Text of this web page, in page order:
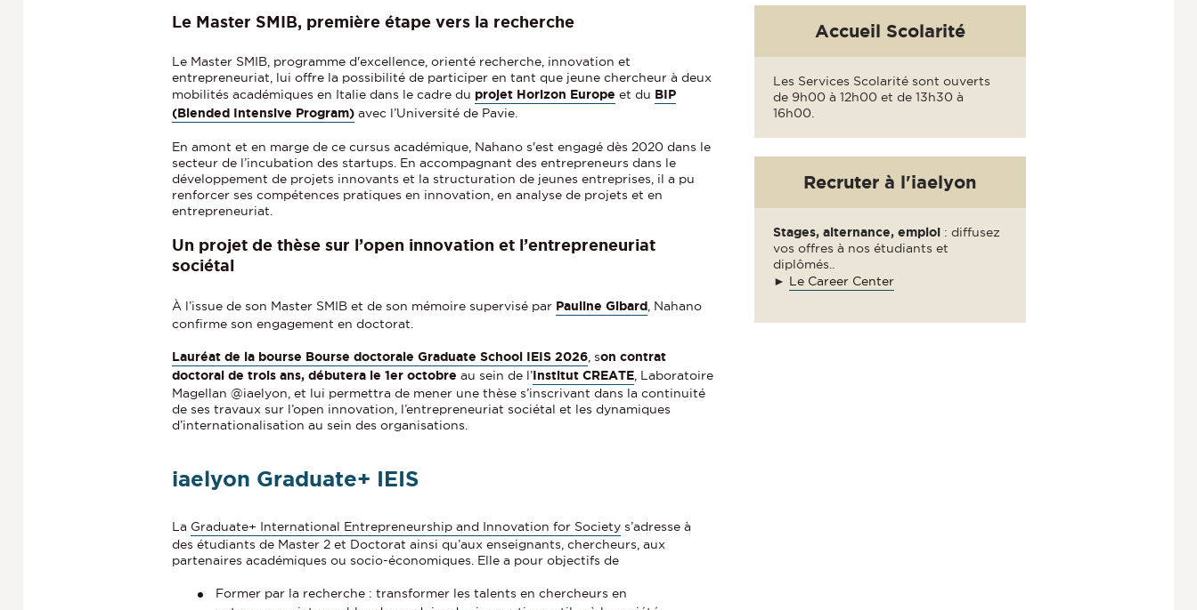
Le Master SMIB, première étape vers la recherche
Le Master SMIB, programme d'excellence, orienté recherche, innovation et
entrepreneuriat, lui offre la possibilité de participer en tant que jeune chercheur à deux
mobilités académiques en Italie dans le cadre du projet Horizon Europe et du BIP
(Blended Intensive Program) avec l’Université de Pavie.
En amont et en marge de ce cursus académique, Nahano s'est engagé dès 2020 dans le
secteur de l’incubation des startups. En accompagnant des entrepreneurs dans le
développement de projets innovants et la structuration de jeunes entreprises, il a pu
renforcer ses compétences pratiques en innovation, en analyse de projets et en
entrepreneuriat.
Un projet de thèse sur l’open innovation et l’entrepreneuriat
sociétal
À l’issue de son Master SMIB et de son mémoire supervisé par Pauline Gibard, Nahano
confirme son engagement en doctorat.
Lauréat de la bourse Bourse doctorale Graduate School IEIS 2026, son contrat
doctoral de trois ans, débutera le 1er octobre au sein de l’Institut CREATE, Laboratoire
Magellan @iaelyon, et lui permettra de mener une thèse s’inscrivant dans la continuité
de ses travaux sur l’open innovation, l’entrepreneuriat sociétal et les dynamiques
d’internationalisation au sein des organisations.
iaelyon Graduate+ IEIS
La Graduate+ International Entrepreneurship and Innovation for Society s’adresse à
des étudiants de Master 2 et Doctorat ainsi qu’aux enseignants, chercheurs, aux
partenaires académiques ou socio-économiques. Elle a pour objectifs de
Former par la recherche : transformer les talents en chercheurs en
Accueil Scolarité
Les Services Scolarité sont ouverts
de 9h00 à 12h00 et de 13h30 à
16h00.
Recruter à l'iaelyon
Stages, alternance, emploi: diffusez
vos offres à nos étudiants et
diplômés..
► Le Career Center